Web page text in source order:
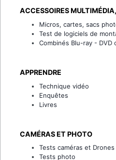
ACCESSOIRES
Micros, cartes, sacs
Test de logiciels de
Combinés Blu-ray - DVD
APPRENDRE
Technique vidéo
Enquêtes
Livres
CAMÉRAS ET PHOTO
Tests caméras et Drones
Tests photo